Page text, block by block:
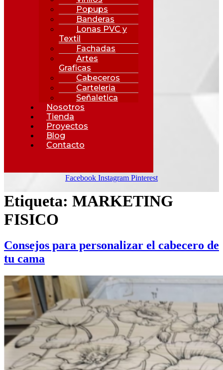
Popups
Banderas
Lonas PVC y
Textil
Fachadas
Artes
Graficas
Cabeceros
Carteleria
Señaletica
Nosotros
Tienda
Proyectos
Blog
Contacto
Facebook Instagram Pinterest
Etiqueta: MARKETING
FISICO
Consejos para personalizar el cabecero de
tu cama